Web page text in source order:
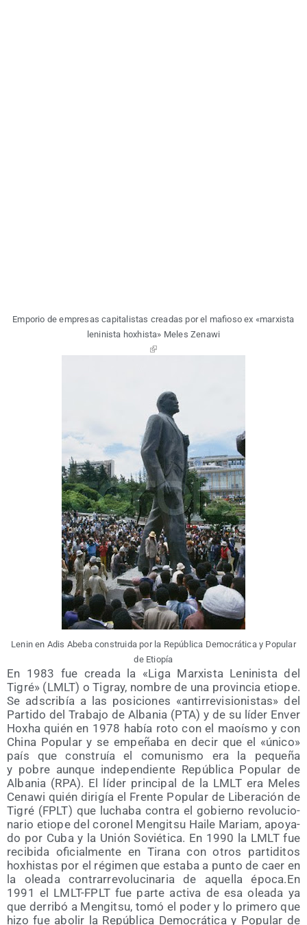
Empo­rio de empre­sas capi­ta­lis­tas crea­das por el mafio­so ex «mar­xis­ta
leni­nis­ta hoxhis­ta» Meles Zenawi
Lenin en Adis Abe­ba cons­trui­da por la Repú­bli­ca Demo­crá­ti­ca y Popu­lar
de Etiopía
En 1983 fue crea­da la «Liga Mar­xis­ta Leni­nis­ta del
Tigré» (LMLT) o Tigray, nom­bre de una pro­vin­cia etio­pe.
Se ads­cri­bía a las posi­cio­nes «anti­rre­vi­sio­nis­tas» del
Par­ti­do del Tra­ba­jo de Alba­nia (PTA) y de su líder Enver
Hoxha quién en 1978 había roto con el maoís­mo y con
Chi­na Popu­lar y se empe­ña­ba en decir que el «úni­co»
país que cons­truía el comu­nis­mo era la peque­ña
y pobre aun­que inde­pen­dien­te Repú­bli­ca Popu­lar de
Alba­nia (RPA). El líder prin­ci­pal de la LMLT era Meles
Cena­wi quién diri­gía el Fren­te Popu­lar de Libe­ra­ción de
Tigré (FPLT) que lucha­ba con­tra el gobierno revo­lu­cio­
na­rio etio­pe del coro­nel Men­gitsu Hai­le Mariam, apo­ya­
do por Cuba y la Unión Sovié­ti­ca. En 1990 la LMLT fue
reci­bi­da ofi­cial­men­te en Tira­na con otros par­ti­di­tos
hoxhis­tas por el régi­men que esta­ba a pun­to de caer en
la olea­da con­tra­rre­vo­lu­ci­na­ria de aque­lla época.En
1991 el LMLT-FPLT fue par­te acti­va de esa olea­da ya
que derri­bó a Men­gitsu, tomó el poder y lo pri­me­ro que
hizo fue abo­lir la Repú­bli­ca Demo­crá­ti­ca y Popu­lar de